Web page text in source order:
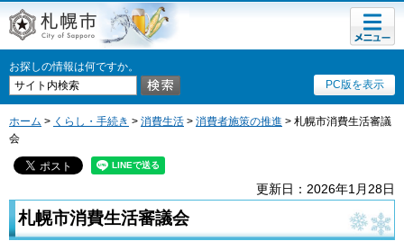
札幌市
お探しの情報は何ですか。
PC版を表示
メニュ
ー
ホーム > くらし・手続き > 消費生活 > 消費者施策の推進 > 札幌市消費生活審議
会
更新日：2026年1月28日
札幌市消費生活審議会